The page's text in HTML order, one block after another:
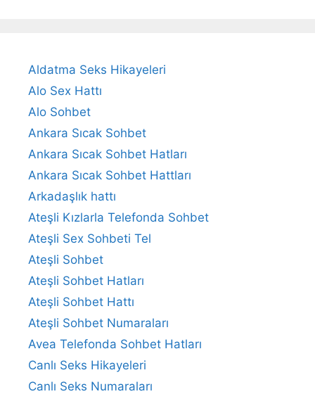
Aldatma Seks Hikayeleri
Alo Sex Hattı
Alo Sohbet
Ankara Sıcak Sohbet
Ankara Sıcak Sohbet Hatları
Ankara Sıcak Sohbet Hattları
Arkadaşlık hattı
Ateşli Kızlarla Telefonda Sohbet
Ateşli Sex Sohbeti Tel
Ateşli Sohbet
Ateşli Sohbet Hatları
Ateşli Sohbet Hattı
Ateşli Sohbet Numaraları
Avea Telefonda Sohbet Hatları
Canlı Seks Hikayeleri
Canlı Seks Numaraları